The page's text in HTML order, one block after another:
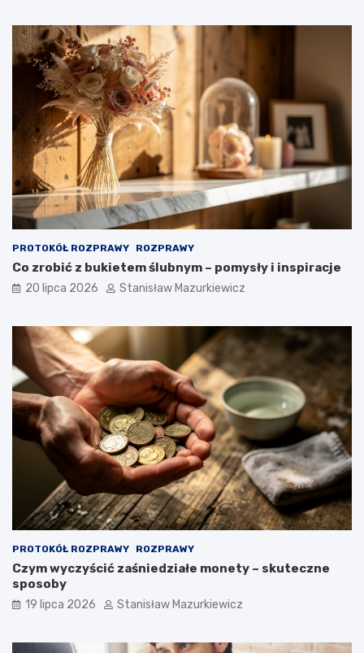
PROTOKÓŁ ROZPRAWY ROZPRAWY
Co zrobić z bukietem ślubnym – pomysły i inspiracje
20 lipca 2026 Stanisław Mazurkiewicz
PROTOKÓŁ ROZPRAWY ROZPRAWY
Czym wyczyścić zaśniedziałe monety – skuteczne
sposoby
19 lipca 2026 Stanisław Mazurkiewicz